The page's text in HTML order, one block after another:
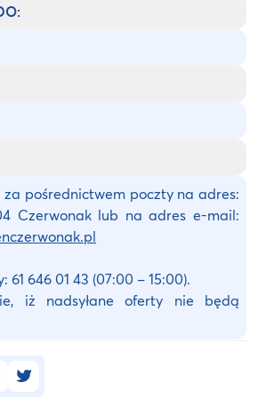
za pośrednictwem poczty na adres:
Czerwonak lub na adres e-mail:
646 01 43 (07:00 – 15:00).
iż nadsyłane oferty nie będą
twitter